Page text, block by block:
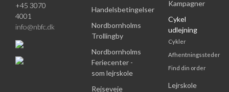
+45 3070
4001
info@nbfc.dk
Handelsbetingelser
Nordbornholms
Trollingby
Nordbornholms
Feriecenter -
som lejrskole
Rejseveje
Kampagner
Cykel
udlejning
Cykler
Afhentningssteder
Find din order
Lejrskole